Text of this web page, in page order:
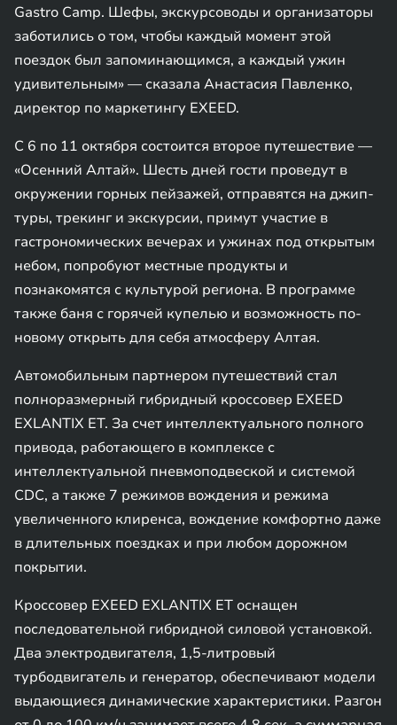
Gastro Camp. Шефы, экскурсоводы и организаторы
заботились о том, чтобы каждый момент этой
поездок был запоминающимся, а каждый ужин
удивительным» — сказала Анастасия Павленко,
директор по маркетингу EXEED.
С 6 по 11 октября состоится второе путешествие —
«Осенний Алтай». Шесть дней гости проведут в
окружении горных пейзажей, отправятся на джип-
туры, трекинг и экскурсии, примут участие в
гастрономических вечерах и ужинах под открытым
небом, попробуют местные продукты и
познакомятся с культурой региона. В программе
также баня с горячей купелью и возможность по-
новому открыть для себя атмосферу Алтая.
Автомобильным партнером путешествий стал
полноразмерный гибридный кроссовер EXEED
EXLANTIX ET. За счет интеллектуального полного
привода, работающего в комплексе с
интеллектуальной пневмоподвеской и системой
CDC, а также 7 режимов вождения и режима
увеличенного клиренса, вождение комфортно даже
в длительных поездках и при любом дорожном
покрытии.
Кроссовер EXEED EXLANTIX ET оснащен
последовательной гибридной силовой установкой.
Два электродвигателя, 1,5-литровый
турбодвигатель и генератор, обеспечивают модели
выдающиеся динамические характеристики. Разгон